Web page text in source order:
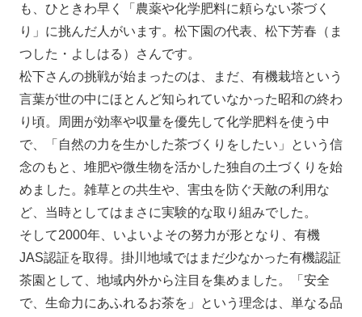
も、ひときわ早く「農薬や化学肥料に頼らない茶づく
り」に挑んだ人がいます。松下園の代表、松下芳春（ま
つした・よしはる）さんです。
松下さんの挑戦が始まったのは、まだ、有機栽培という
言葉が世の中にほとんど知られていなかった昭和の終わ
り頃。周囲が効率や収量を優先して化学肥料を使う中
で、「自然の力を生かした茶づくりをしたい」という信
念のもと、堆肥や微生物を活かした独自の土づくりを始
めました。雑草との共生や、害虫を防ぐ天敵の利用な
ど、当時としてはまさに実験的な取り組みでした。
そして2000年、いよいよその努力が形となり、有機
JAS認証を取得。掛川地域ではまだ少なかった有機認証
茶園として、地域内外から注目を集めました。「安全
で、生命力にあふれるお茶を」という理念は、単なる品